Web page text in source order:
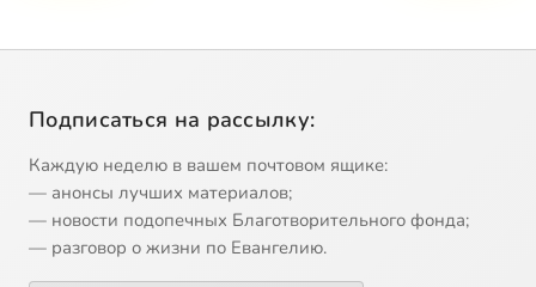
Подписаться на рассылку:
Каждую неделю в вашем почтовом ящике:
— анонсы лучших материалов;
— новости подопечных Благотворительного фонда;
— разговор о жизни по Евангелию.